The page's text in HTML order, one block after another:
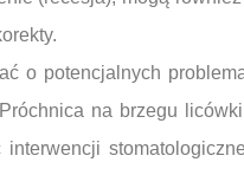
o potencjalnych
na brzegu